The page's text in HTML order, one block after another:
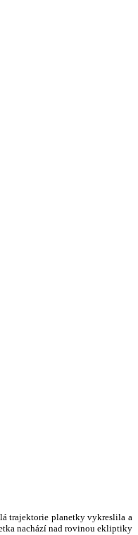
trajektorie planetky vykreslila a
nachází nad rovinou ekliptiky